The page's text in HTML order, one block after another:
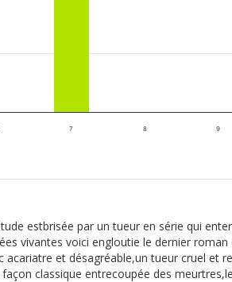
7 8 9
estbrisée par un tueur en série qui
vivantes voici engloutie le dernier
et désagréable,un tueur cruel et
classique entrecoupée des